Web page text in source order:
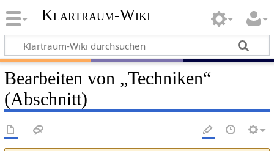
Klartraum-Wiki
Bearbeiten von „Techniken“
(Abschnitt)